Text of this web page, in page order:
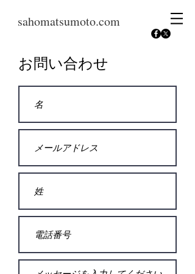
sahomatsumoto.com
お問い合わせ